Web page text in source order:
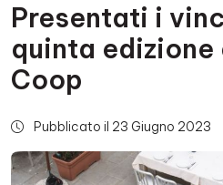
Presentati i
quinta edizione
Coop
Pubblicato il 23 Giugno 2023